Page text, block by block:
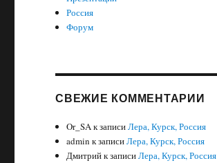
Россия
Форум
СВЕЖИЕ КОММЕНТАРИИ
Or_SAк записиЛера, Курск, Россия
admin к записиЛера, Курск, Россия
Дмитрийк записиЛера, Курск, Россия